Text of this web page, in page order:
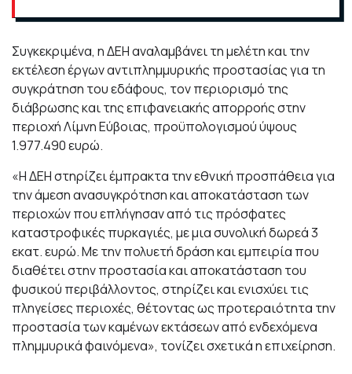
Συγκεκριμένα, η ΔΕΗ αναλαμβάνει τη μελέτη και την
εκτέλεση έργων αντιπλημμυρικής προστασίας για τη
συγκράτηση του εδάφους, τον περιορισμό της
διάβρωσης και της επιφανειακής απορροής στην
περιοχή Λίμνη Εύβοιας, προϋπολογισμού ύψους
1.977.490 ευρώ.
«Η ΔΕΗ στηρίζει έμπρακτα την εθνική προσπάθεια για
την άμεση ανασυγκρότηση και αποκατάσταση των
περιοχών που επλήγησαν από τις πρόσφατες
καταστροφικές πυρκαγιές, με μια συνολική δωρεά 3
εκατ. ευρώ. Με την πολυετή δράση και εμπειρία που
διαθέτει στην προστασία και αποκατάσταση του
φυσικού περιβάλλοντος, στηρίζει και ενισχύει τις
πληγείσες περιοχές, θέτοντας ως προτεραιότητα την
προστασία των καμένων εκτάσεων από ενδεχόμενα
πλημμυρικά φαινόμενα», τονίζει σχετικά η επιχείρηση.